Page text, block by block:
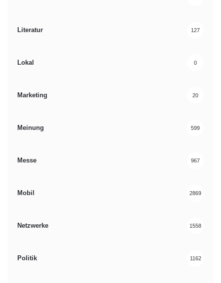
Literatur 127
Lokal 0
Marketing 20
Meinung 599
Messe 967
Mobil 2869
Netzwerke 1558
Politik 1162